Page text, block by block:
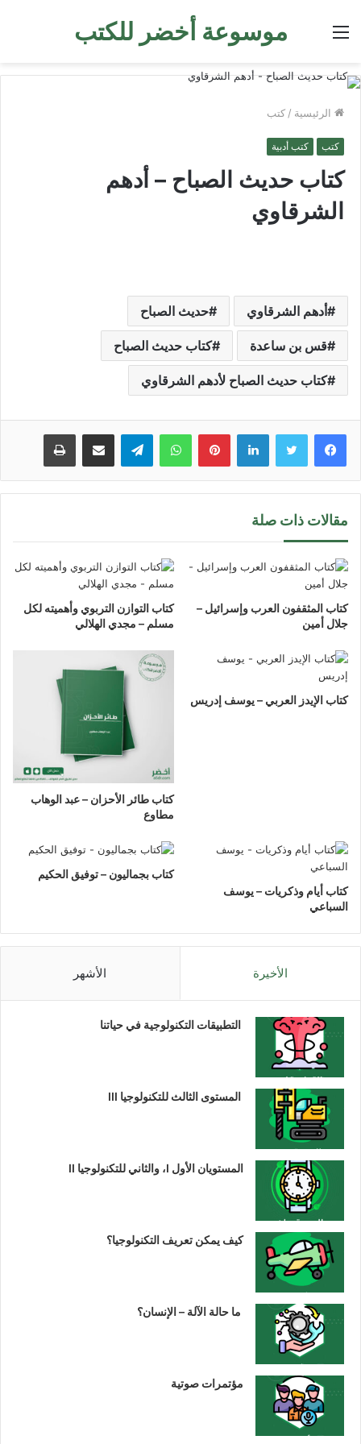
موسوعة أخضر للكتب القائمة
الرئيسية / كتب
كتب كتب أدبية
كتاب حديث الصباح – أدهم
الشرقاوي
أدهم الشرقاوي حديث الصباح
قس بن ساعدة كتاب حديث الصباح
كتاب حديث الصباح لأدهم الشرقاوي
لينكدإن بينتيريستواتساب تيلقرام مشاركة عبر البريد طباعة
مقالات ذات صلة
كتاب المثقفون العرب وإسرائيل –
جلال أمين
كتاب التوازن التربوي وأهميته لكل
مسلم – مجدي الهلالي
كتاب الإيدز العربي – يوسف إدريس
كتاب طائر الأحزان – عبد الوهاب
مطاوع
كتاب أيام وذكريات – يوسف
السباعي
كتاب بجماليون – توفيق الحكيم
الأخيرة الأشهر
التطبيقات التكنولوجية في حياتنا
المستوى الثالث للتكنولوجيا III
المستويان الأول I، والثاني للتكنولوجيا II
كيف يمكن تعريف التكنولوجيا؟
ما حالة الآلة – الإنسان؟
مؤتمرات صوتية